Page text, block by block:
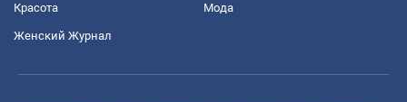
Красота Мода
Женский Журнал